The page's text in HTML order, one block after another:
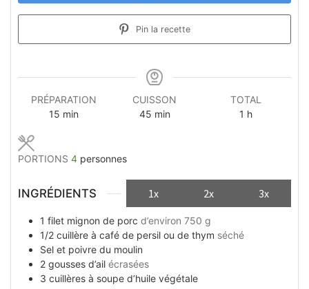
Pin la recette
PRÉPARATION
15minutes
min
CUISSON
45minutes
min
TOTAL
1 heure
h
PORTIONS 4 personnes
INGRÉDIENTS 1x 2x 3x
1 filet mignon de porc d’environ 750 g
1/2 cuillère à café de persil ou de thym séché
Sel et poivre du moulin
2 gousses d’ail écrasées
3 cuillères à soupe d’huile végétale